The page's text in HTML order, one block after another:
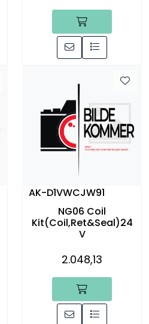
AK-D1VWCJW91
NG06 Coil
Kit(Coil,Ret&Seal)24
V
2.048,13